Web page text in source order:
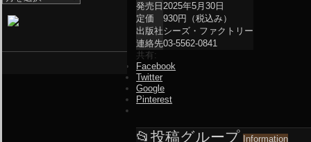
発売日2025年5月30日
定価
930円（税込み）
出版社シーズ・ファクトリー
連絡先03-5562-0841
共有:
Facebook
Twitter
Google
Pinterest
📂投稿グループ Information